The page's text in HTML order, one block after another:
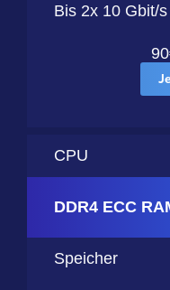
Bis 2x 10 Gbit/s
CPU
DDR4 ECC
Speicher